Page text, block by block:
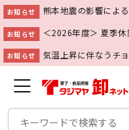
お知らせ 熊本地震の影響によ
お知らせ ＜2026年度＞ 夏季
お知らせ 気温上昇に伴なうチ